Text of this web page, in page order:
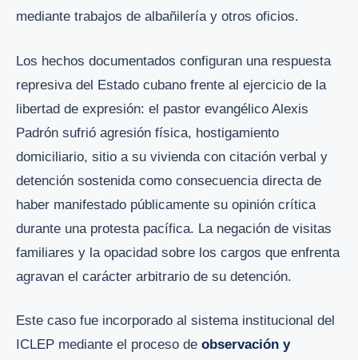
mediante trabajos de albañilería y otros oficios.
Los hechos documentados configuran una respuesta
represiva del Estado cubano frente al ejercicio de la
libertad de expresión: el pastor evangélico Alexis
Padrón sufrió agresión física, hostigamiento
domiciliario, sitio a su vivienda con citación verbal y
detención sostenida como consecuencia directa de
haber manifestado públicamente su opinión crítica
durante una protesta pacífica. La negación de visitas
familiares y la opacidad sobre los cargos que enfrenta
agravan el carácter arbitrario de su detención.
Este caso fue incorporado al sistema institucional del
ICLEP mediante el proceso de observación y